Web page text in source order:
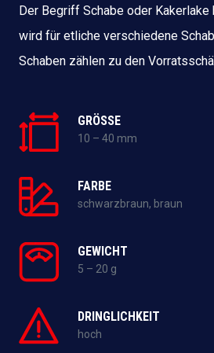
Der Begriff Schabe oder Kakerlake
wird für etliche verschiedene
Schaben zählen zu den
GRÖSSE
10 – 40 mm
FARBE
schwarzbraun, braun
GEWICHT
5 – 20 g
DRINGLICHKEIT
hoch